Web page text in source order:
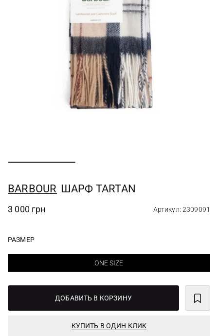
BARBOUR ШАРФ TARTAN
3 000 грн Артикул: 2309091
РАЗМЕР
ONE SIZE
ДОБАВИТЬ В КОРЗИНУ
КУПИТЬ В ОДИН КЛИК